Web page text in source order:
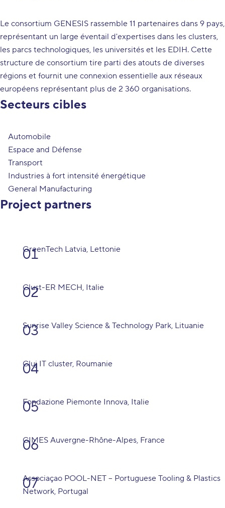
Le consortium GENESIS rassemble 11 partenaires dans 9 pays,
représentant un large éventail d'expertises dans les clusters,
les parcs technologiques, les universités et les EDIH. Cette
structure de consortium tire parti des atouts de diverses
régions et fournit une connexion essentielle aux réseaux
européens représentant plus de 2 360 organisations.
Secteurs cibles
Automobile
Espace and Défense
Transport
Industries à fort intensité énergétique
General Manufacturing
Project partners
GreenTech Latvia, Lettonie
Clust-ER MECH, Italie
Sunrise Valley Science & Technology Park, Lituanie
Cluj IT cluster, Roumanie
Fondazione Piemonte Innova, Italie
CIMES Auvergne-Rhône-Alpes, France
Associaçao POOL-NET – Portuguese Tooling & Plastics
Network, Portugal